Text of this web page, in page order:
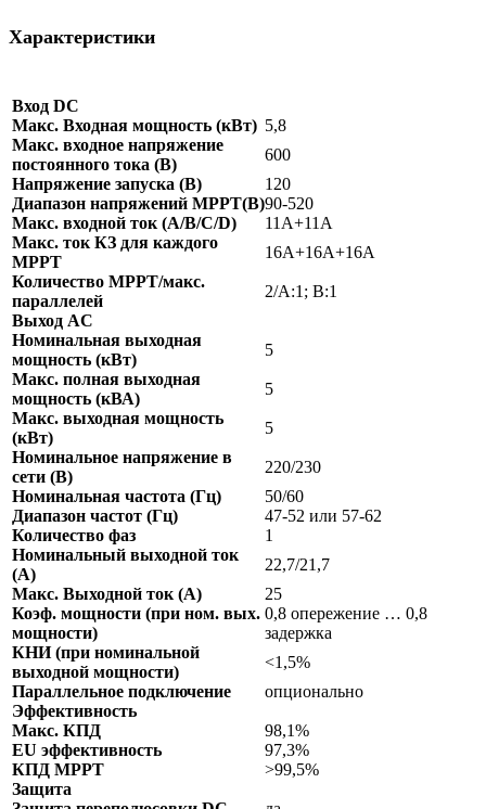
Характеристики
Вход DC
Макс. Входная мощность (кВт) 5,8
Макс. входное напряжение
постоянного тока (В)
600
Напряжение запуска (В)
120
Диапазон напряжений МРРТ(В)90-520
Макс. входной ток (A/B/C/D)
11A+11A
Макс. ток КЗ для каждого
МРРТ
16А+16А+16А
Количество МРРТ/макс.
параллелей
2/A:1; B:1
Выход AC
Номинальная выходная
мощность (кВт)
5
Макс. полная выходная
мощность (кВА)
5
Макс. выходная мощность
(кВт)
5
Номинальное напряжение в
сети (В)
220/230
Номинальная частота (Гц)
50/60
Диапазон частот (Гц)
47-52 или 57-62
Количество фаз
1
Номинальный выходной ток
(A)
22,7/21,7
Макс. Выходной ток (A)
25
Коэф. мощности (при ном. вых.
мощности)
0,8 опережение … 0,8
задержка
КНИ (при номинальной
выходной мощности)
<1,5%
Параллельное подключение
опционально
Эффективность
Макс. КПД
98,1%
EU эффективность
97,3%
КПД MPPT
>99,5%
Защита